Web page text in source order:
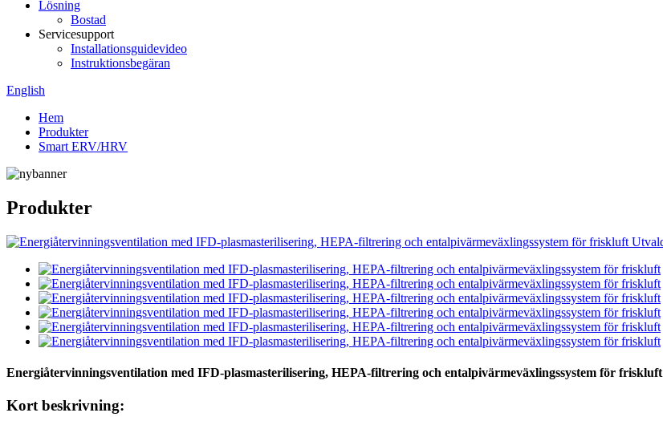
Lösning
Bostad
Servicesupport
Installationsguidevideo
Instruktionsbegäran
English
Hem
Produkter
Smart ERV/HRV
Produkter
Energiåtervinningsventilation med IFD-plasmasterilisering, HEPA-filtrering och entalpivärmeväxlingssystem för friskluft
Kort beskrivning: